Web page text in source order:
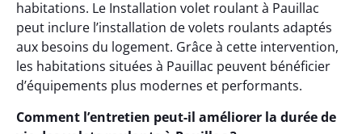
habitations. Le Installation volet roulant à Pauillac
peut inclure l’installation de volets roulants adaptés
aux besoins du logement. Grâce à cette intervention,
les habitations situées à Pauillac peuvent bénéficier
d’équipements plus modernes et performants.
Comment l’entretien peut-il améliorer la durée de